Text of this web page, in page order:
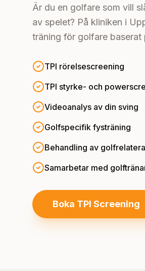
Är du en golfare som vill
av spelet? På kliniken i
träning för golfare baserat
TPI rörelsescreening
TPI styrke- och
Videoanalys av din sving
Golfspecifik fysträning
Behandling av
Samarbetar med
Boka TPI Screening